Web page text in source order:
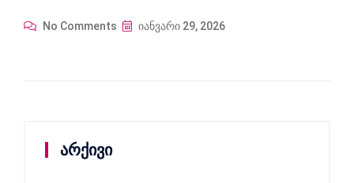
No Comments იანვარი 29, 2026
არქივი